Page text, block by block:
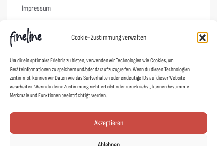
Cookie-Zustimmung verwalten
Um dir ein optimales Erlebnis zu bieten, verwenden wir Technologien wie Cookies, um
Geräteinformationen zu speichern und/oder darauf zuzugreifen. Wenn du diesen Technologien
zustimmst, können wir Daten wie das Surfverhalten oder eindeutige IDs auf dieser Website
verarbeiten. Wenn du deine Zustimmung nicht erteilst oder zurückziehst, können bestimmte
Merkmale und Funktionen beeinträchtigt werden.
Akzeptieren
Impressum
Kontakt
Designer
Agentur fineline